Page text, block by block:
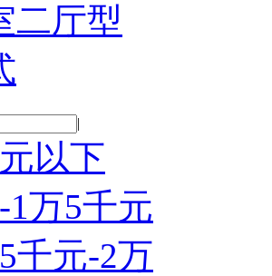
二厅型
|
以下
1万5千元
千元-2万